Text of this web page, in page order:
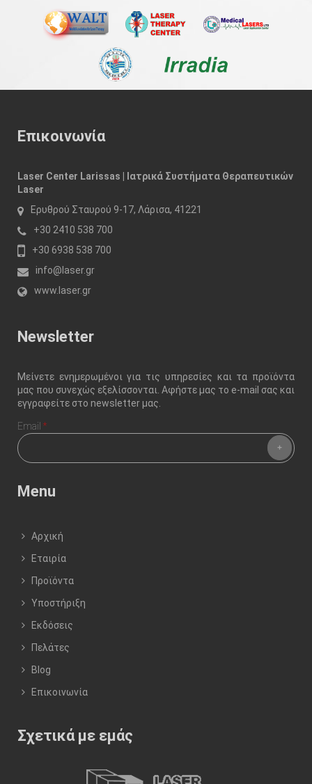
Επικοινωνία
Laser Center Larissas | Ιατρικά Συστήματα Θεραπευτικών
Laser
Ερυθρού Σταυρού 9-17, Λάρισα, 41221
+30 2410 538 700
+30 6938 538 700
info@laser.gr
www.laser.gr
Newsletter
Μείνετε ενημερωμένοι για τις υπηρεσίες και τα προϊόντα
μας που συνεχώς εξελίσσονται. Αφήστε μας το e-mail σας και
εγγραφείτε στο newsletter μας.
Email *
Menu
Αρχική
Εταιρία
Προϊόντα
Υποστήριξη
Εκδόσεις
Πελάτες
Blog
Επικοινωνία
Σχετικά με εμάς